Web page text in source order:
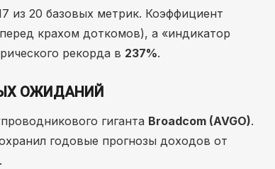
из 20 базовых метрик. Коэффициент
крахом доткомов), а «индикатор
рекорда в 237%.
ОЖИДАНИЙ
гиганта Broadcom (AVGO).
годовые прогнозы доходов от